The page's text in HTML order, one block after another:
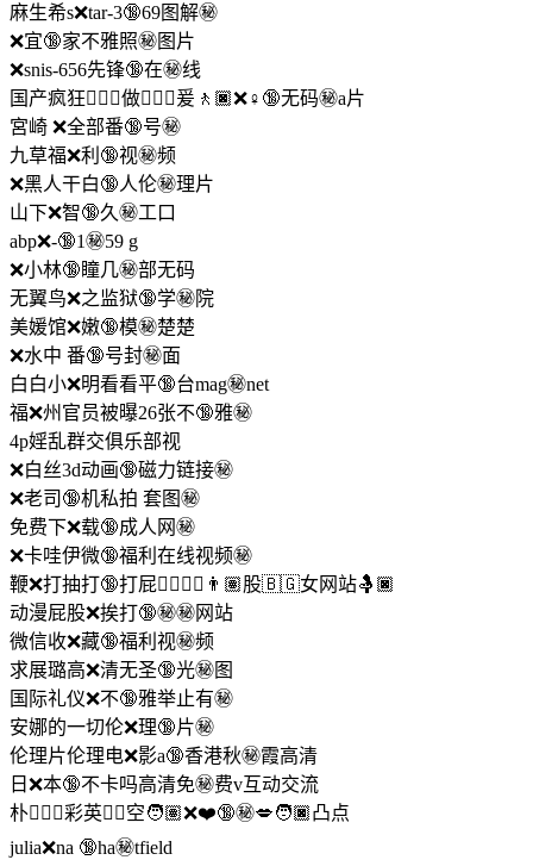
麻生希s❌tar-3🔞69图解㊙️
❌宜🔞家不雅照㊙️图片
❌snis-656先锋🔞在㊙️线
国产疯狂🧝🏼‍♂️做🙅🏻‍♀️爰🚶🏿‍❌♀🔞无码㊙️a片
宮崎 ❌全部番🔞号㊙️
九草福❌利🔞视㊙️频
❌黑人干白🔞人伦㊙️理片
山下❌智🔞久㊙️工口
abp❌-🔞1㊙️59 g
❌小林🔞瞳几㊙️部无码
无翼鸟❌之监狱🔞学㊙️院
美媛馆❌嫩🔞模㊙️楚楚
❌水中 番🔞号封㊙️面
白白小❌明看看平🔞台mag㊙️net
福❌州官员被曝26张不🔞雅㊙️
4p婬乱群交俱乐部视
❌白丝3d动画🔞磁力链接㊙️
❌老司🔞机私拍 套图㊙️
免费下❌载🔞成人网㊙️
❌卡哇伊微🔞福利在线视频㊙️
鞭❌打抽打🔞打屁👨🏾‍❤️‍㊙️👨🏽股🇧🇬女网站🤱🏿
动漫屁股❌挨打🔞㊙㊙️️网站
微信收❌藏🔞福利视㊙️频
求展璐高❌清无圣🔞光㊙️图
国际礼仪❌不🔞雅举止有㊙️
安娜的一切伦❌理🔞片㊙️
伦理片伦理电❌影a🔞香港秋㊙️霞高清
日❌本🔞不卡吗高清免㊙️费v互动交流
朴🕵🏽‍♀彩英真🏻空🧑🏽‍❌❤️🔞‍㊙️💋‍🧑🏿凸点
julia❌na 🔞ha㊙️tfield